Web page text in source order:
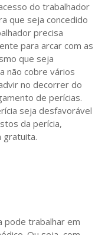
do trabalhador
que seja concedido
precisa
para arcar com as
que seja
não cobre vários
no decorrer do
de perícias.
seja desfavorável
da perícia,
gratuita.
pode trabalhar em